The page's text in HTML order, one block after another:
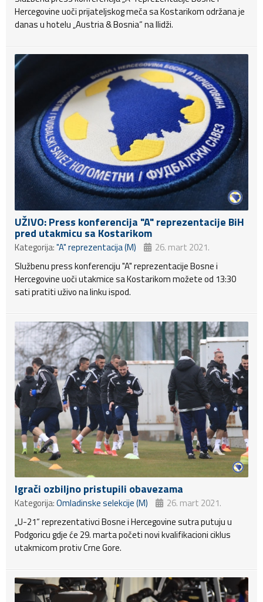
Hercegovine uoči prijateljskog meča sa Kostarikom održana je
danas u hotelu „Austria & Bosnia“ na Ilidži.
UŽIVO: Press konferencija "A" reprezentacije BiH
pred utakmicu sa Kostarikom
Kategorija:"A" reprezentacija (M)
26. mart 2021.
Službenu press konferenciju "A" reprezentacije Bosne i
Hercegovine uoči utakmice sa Kostarikom možete od 13:30
sati pratiti uživo na linku ispod.
Igrači ozbiljno pristupili obavezama
Kategorija:Omladinske selekcije (M)
26. mart 2021.
„U-21“ reprezentativci Bosne i Hercegovine sutra putuju u
Podgoricu gdje će 29. marta početi novi kvalifikacioni ciklus
utakmicom protiv Crne Gore.